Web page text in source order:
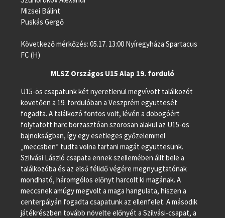
Mizsei Bálint
Puskás Gergő
Következő mérkőzés: 05.17. 13:00 Nyíregyháza Spartacus
FC (H)
MLSZ Országos U15 Alap 19. forduló
U15-ös csapatunk két nyeretlenül megvívott találkozót
követően a 19. fordulóban a Veszprém együttesét
fogadta. A találkozó fontos volt, lévén a dobogóért
folytatott harc borzasztóan szorosan alakul az U15-ös
bajnokságban, így egy esetleges győzelemmel
„meccsben” tudta volna tartani magát együttesünk.
Szilvási László csapata ennek szellemében állt bele a
találkozóba és az első félidő végére megnyugtatónak
mondható, háromgólos előnyt harcolt ki magának. A
meccsnek amúgy megvolt a maga hangulata, hiszen a
centerpályán fogadta csapatunk az ellenfelet. A második
játékrészben tovább növelte előnyét a Szilvási-csapat, a